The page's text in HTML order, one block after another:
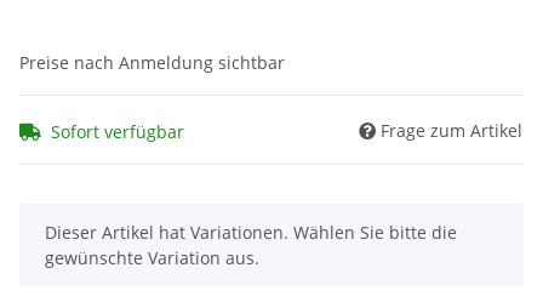
Preise nach Anmeldung sichtbar
Sofort verfügbar Frage zum Artikel
x
Dieser Artikel hat Variationen. Wählen Sie bitte die
gewünschte Variation aus.